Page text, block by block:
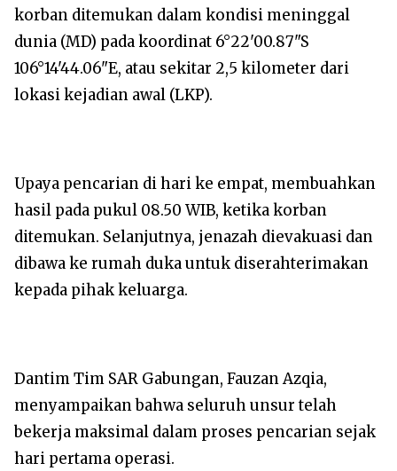
korban ditemukan dalam kondisi meninggal
dunia (MD) pada koordinat 6°22'00.87"S
106°14'44.06"E, atau sekitar 2,5 kilometer dari
lokasi kejadian awal (LKP).
Upaya pencarian di hari ke empat, membuahkan
hasil pada pukul 08.50 WIB, ketika korban
ditemukan. Selanjutnya, jenazah dievakuasi dan
dibawa ke rumah duka untuk diserahterimakan
kepada pihak keluarga.
Dantim Tim SAR Gabungan, Fauzan Azqia,
menyampaikan bahwa seluruh unsur telah
bekerja maksimal dalam proses pencarian sejak
hari pertama operasi.